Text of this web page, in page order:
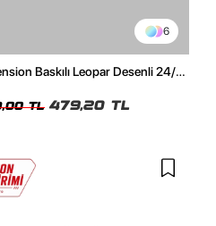
6
Baskılı Leopar Desenli 24/1
TL 479,20 TL